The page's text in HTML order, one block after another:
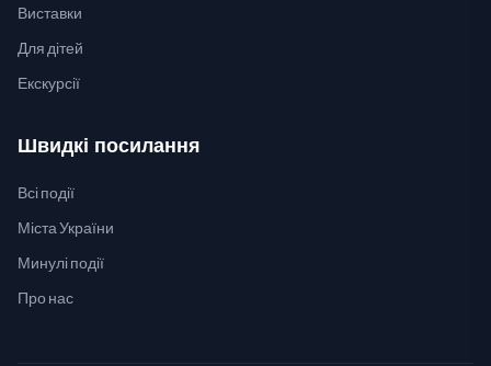
Виставки
Для дітей
Екскурсії
Швидкі посилання
Всі події
Міста України
Минулі події
Про нас